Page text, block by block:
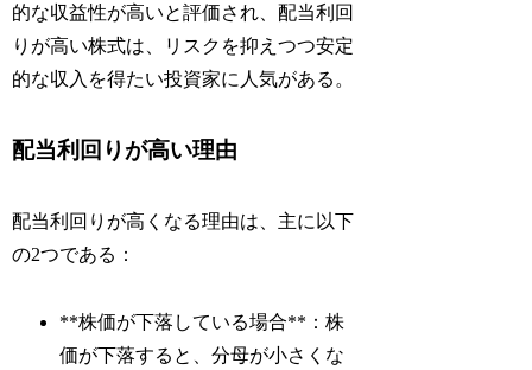
的な収益性が高いと評価され、配当利回
りが高い株式は、リスクを抑えつつ安定
的な収入を得たい投資家に人気がある。
配当利回りが高い理由
配当利回りが高くなる理由は、主に以下
の2つである：
**株価が下落している場合**：株
価が下落すると、分母が小さくな